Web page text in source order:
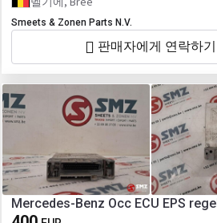
Smeets & Zonen Parts N.V.
판매자에게 연락하기
Mercedes-Benz Occ ECU EPS